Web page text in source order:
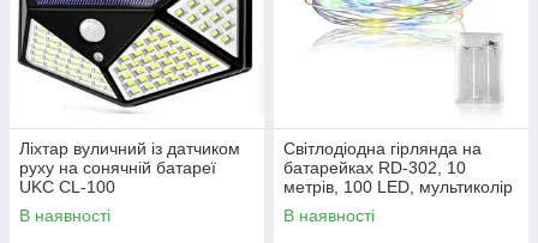
Ліхтар вуличний із датчиком
руху на сонячній батареї
UKC CL-100
В наявності
Світлодіодна гірлянда на
батарейках RD-302, 10
метрів, 100 LED, мультиколір
В наявності